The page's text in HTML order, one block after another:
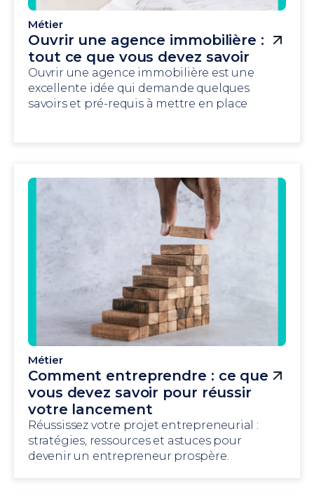
Métier
Ouvrir une agence immobilière :
tout ce que vous devez savoir
Ouvrir une agence immobilière est une
excellente idée qui demande quelques
savoirs et pré-requis à mettre en place
Métier
Comment entreprendre : ce que
vous devez savoir pour réussir
votre lancement
Réussissez votre projet entrepreneurial :
stratégies, ressources et astuces pour
devenir un entrepreneur prospère.